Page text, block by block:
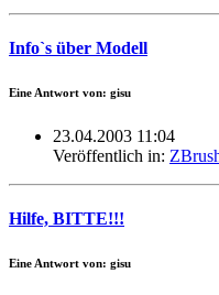
Info`s über Modell
Eine Antwort von: gisu
23.04.2003 11:04
Veröffentlich in:
Hilfe, BITTE!!!
Eine Antwort von: gisu